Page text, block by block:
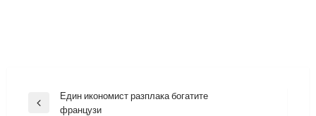
Навигация
Previous
Един икономист разплака богатите
французи